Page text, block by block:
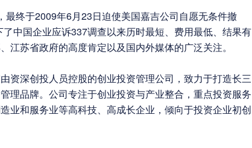
终于2009年6月23日迫使美国嘉吉公司自愿无条件撤
了中国企业应诉337调查以来历时最短、费用最低、结果有
江苏省政府的高度肯定以及国内外媒体的广泛关注。
深创投人员控股的创业投资管理公司，致力于打造长三
理品牌。公司专注于创业投资与产业整合，重点投资服务
业和服务业等高科技、高成长企业，倾向于投资企业初创